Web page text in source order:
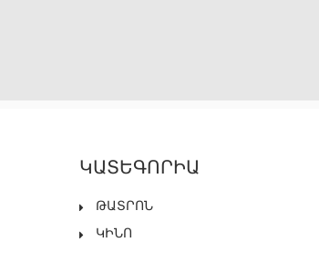
ԿԱՏԵԳՈՐԻԱ
ԹԱՏՐՈՆ
ԿԻՆՈ